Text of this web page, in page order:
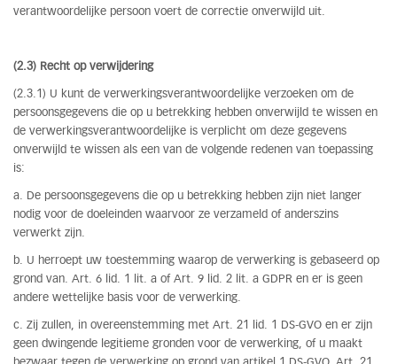
verantwoordelijke persoon voert de correctie onverwijld uit.
(2.3) Recht op verwijdering
(2.3.1) U kunt de verwerkingsverantwoordelijke verzoeken om de
persoonsgegevens die op u betrekking hebben onverwijld te wissen en
de verwerkingsverantwoordelijke is verplicht om deze gegevens
onverwijld te wissen als een van de volgende redenen van toepassing
is:
a. De persoonsgegevens die op u betrekking hebben zijn niet langer
nodig voor de doeleinden waarvoor ze verzameld of anderszins
verwerkt zijn.
b. U herroept uw toestemming waarop de verwerking is gebaseerd op
grond van. Art. 6 lid. 1 lit. a of Art. 9 lid. 2 lit. a GDPR en er is geen
andere wettelijke basis voor de verwerking.
c. Zij zullen, in overeenstemming met Art. 21 lid. 1 DS-GVO en er zijn
geen dwingende legitieme gronden voor de verwerking, of u maakt